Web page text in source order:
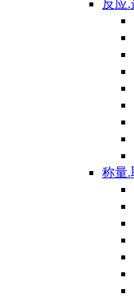
反应
称量.